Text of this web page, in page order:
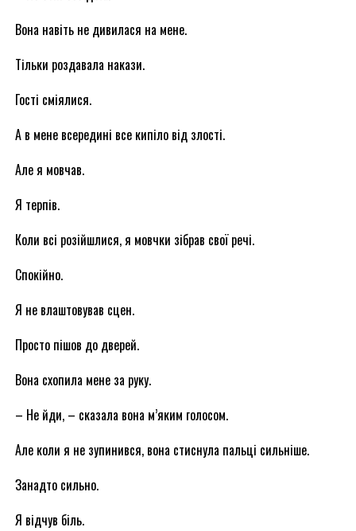
Вона навіть не дивилася на мене.
Тільки роздавала накази.
Гості сміялися.
А в мене всередині все кипіло від злості.
Але я мовчав.
Я терпів.
Коли всі розійшлися, я мовчки зібрав свої речі.
Спокійно.
Я не влаштовував сцен.
Просто пішов до дверей.
Вона схопила мене за руку.
– Не йди, – сказала вона м’яким голосом.
Але коли я не зупинився, вона стиснула пальці сильніше.
Занадто сильно.
Я відчув біль.